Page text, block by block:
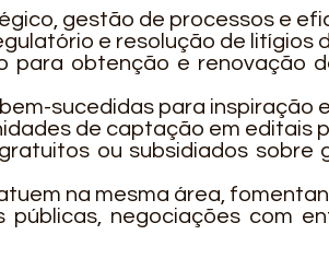
gestão de processos e
e resolução de litígios
para obtenção e renovação
sucedidas para inspiração e
de captação em editais
ou subsidiados sobre
na mesma área,
públicas, negociações com